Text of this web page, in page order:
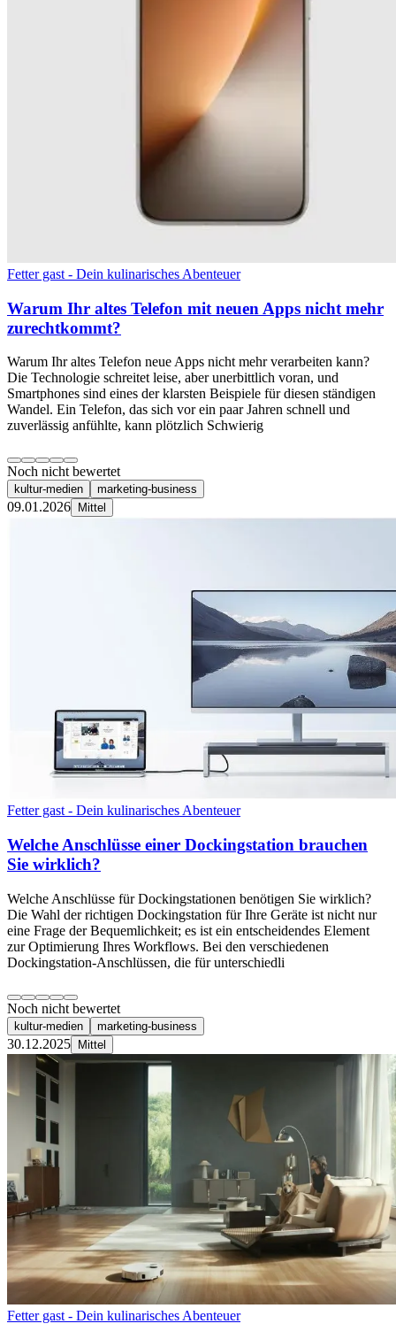
Fetter gast - Dein kulinarisches Abenteuer
Warum Ihr altes Telefon mit neuen Apps nicht mehr
zurechtkommt?
Warum Ihr altes Telefon neue Apps nicht mehr verarbeiten kann?
Die Technologie schreitet leise, aber unerbittlich voran, und
Smartphones sind eines der klarsten Beispiele für diesen ständigen
Wandel. Ein Telefon, das sich vor ein paar Jahren schnell und
zuverlässig anfühlte, kann plötzlich Schwierig
Noch nicht bewertet
kultur-medien marketing-business
09.01.2026 Mittel
Fetter gast - Dein kulinarisches Abenteuer
Welche Anschlüsse einer Dockingstation brauchen
Sie wirklich?
Welche Anschlüsse für Dockingstationen benötigen Sie wirklich?
Die Wahl der richtigen Dockingstation für Ihre Geräte ist nicht nur
eine Frage der Bequemlichkeit; es ist ein entscheidendes Element
zur Optimierung Ihres Workflows. Bei den verschiedenen
Dockingstation-Anschlüssen, die für unterschiedli
Noch nicht bewertet
kultur-medien marketing-business
30.12.2025 Mittel
Fetter gast - Dein kulinarisches Abenteuer